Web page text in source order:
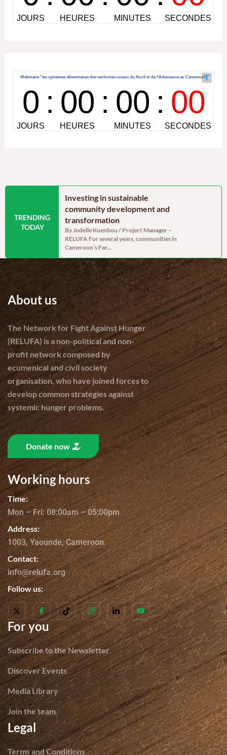
TRENDING
TODAY
but
remain
Investing in sustainable
community development and
transformation
By Jodelle Kuenbou / Project Manager –
RELUFA For several years, communities in
Cameroon’s Far...
About us
The Network for Fight Against Hunger
(RELUFA) is a non-political and non-
profit network composed by
ecumenical and civil society
organisation, who have joined forces to
develop common strategies against
systemic hunger problems.
Donate now
Working hours
Time:
Mon – Fri: 08:00am – 05:00pm
Address:
1003, Yaounde, Cameroon
Contact:
info@relufa.org
Follow us:
For you
Subscribe to the Newsletter
Discover Events
Media Library
Join the team
Legal
Terms and Conditions